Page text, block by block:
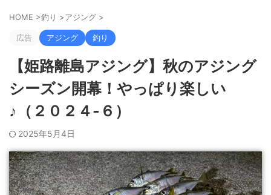
HOME >釣り >アジング >
広告 アジング 釣り
【姫路離島アジング】秋のアジング
シーズン開幕！やっぱり楽しい
♪（２０２４-６）
2025年5月4日